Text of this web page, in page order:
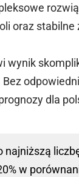
oraz
wynik
Bez
dla
w